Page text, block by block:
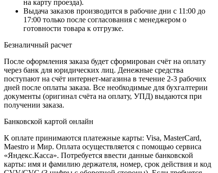
на карту проезда).
Выдача заказов производится в рабочие дни с 11:00 до
17:00 только после согласования с менеджером о
готовности товара к отгрузке.
Безналичный расчет
После оформления заказа будет сформирован счёт на оплату
через банк для юридических лиц. Денежные средства
поступают на счёт интернет-магазина в течение 2-3 рабочих
дней после оплаты заказа. Все необходимые для бухгалтерии
документы (оригинал счёта на оплату, УПД) выдаются при
получении заказа.
Банковской картой онлайн
К оплате принимаются платежные карты: Visa, MasterCard,
Maestro и Мир. Оплата осуществляется с помощью сервиса
«Яндекс.Касса». Потребуется ввести данные банковской
карты: имя и фамилию держателя, номер, срок действия и код